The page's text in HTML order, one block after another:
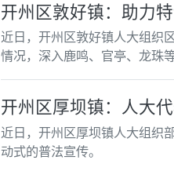
开州区敦好镇：助力
近日，开州区敦好镇人大组织
情况，深入鹿鸣、官亭、龙珠
开州区厚坝镇：人大
近日，开州区厚坝镇人大组织
动式的普法宣传。